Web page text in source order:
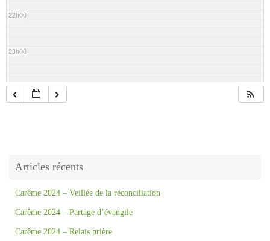
22h00
23h00
Articles récents
Carême 2024 – Veillée de la réconciliation
Carême 2024 – Partage d’évangile
Carême 2024 – Relais prière